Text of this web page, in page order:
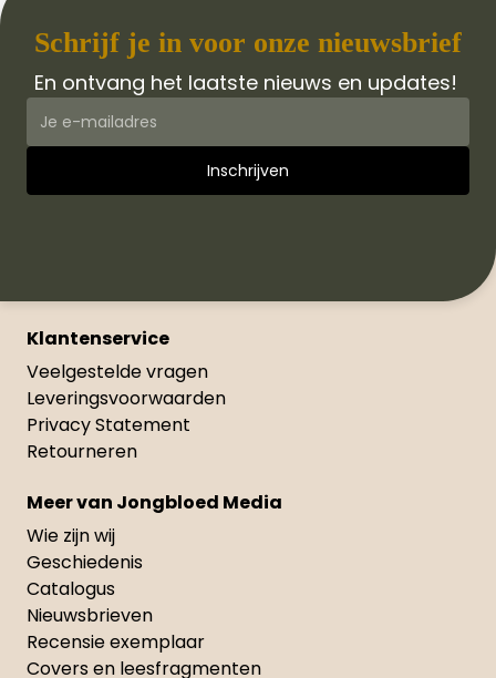
Schrijf je in voor onze nieuwsbrief
En ontvang het laatste nieuws en updates!
Klantenservice
Veelgestelde vragen
Leveringsvoorwaarden
Privacy Statement
Retourneren
Meer van Jongbloed Media
Wie zijn wij
Geschiedenis
Catalogus
Nieuwsbrieven
Recensie exemplaar
Covers en leesfragmenten